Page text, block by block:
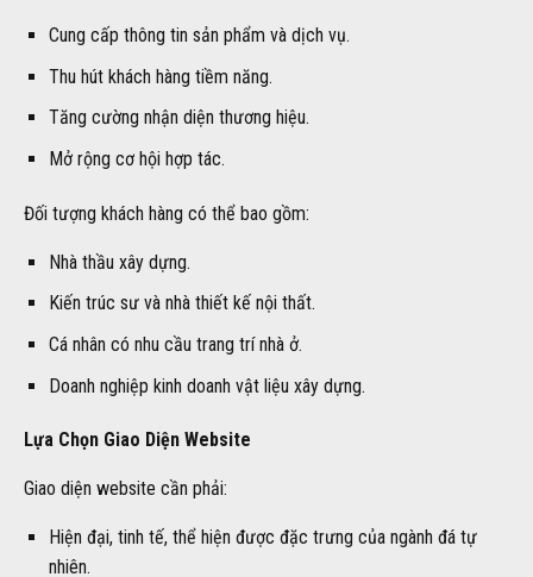
Cung cấp thông tin sản phẩm và dịch vụ.
Thu hút khách hàng tiềm năng.
Tăng cường nhận diện thương hiệu.
Mở rộng cơ hội hợp tác.
Đối tượng khách hàng có thể bao gồm:
Nhà thầu xây dựng.
Kiến trúc sư và nhà thiết kế nội thất.
Cá nhân có nhu cầu trang trí nhà ở.
Doanh nghiệp kinh doanh vật liệu xây dựng.
Lựa Chọn Giao Diện Website
Giao diện website cần phải:
Hiện đại, tinh tế, thể hiện được đặc trưng của ngành đá tự
nhiên.